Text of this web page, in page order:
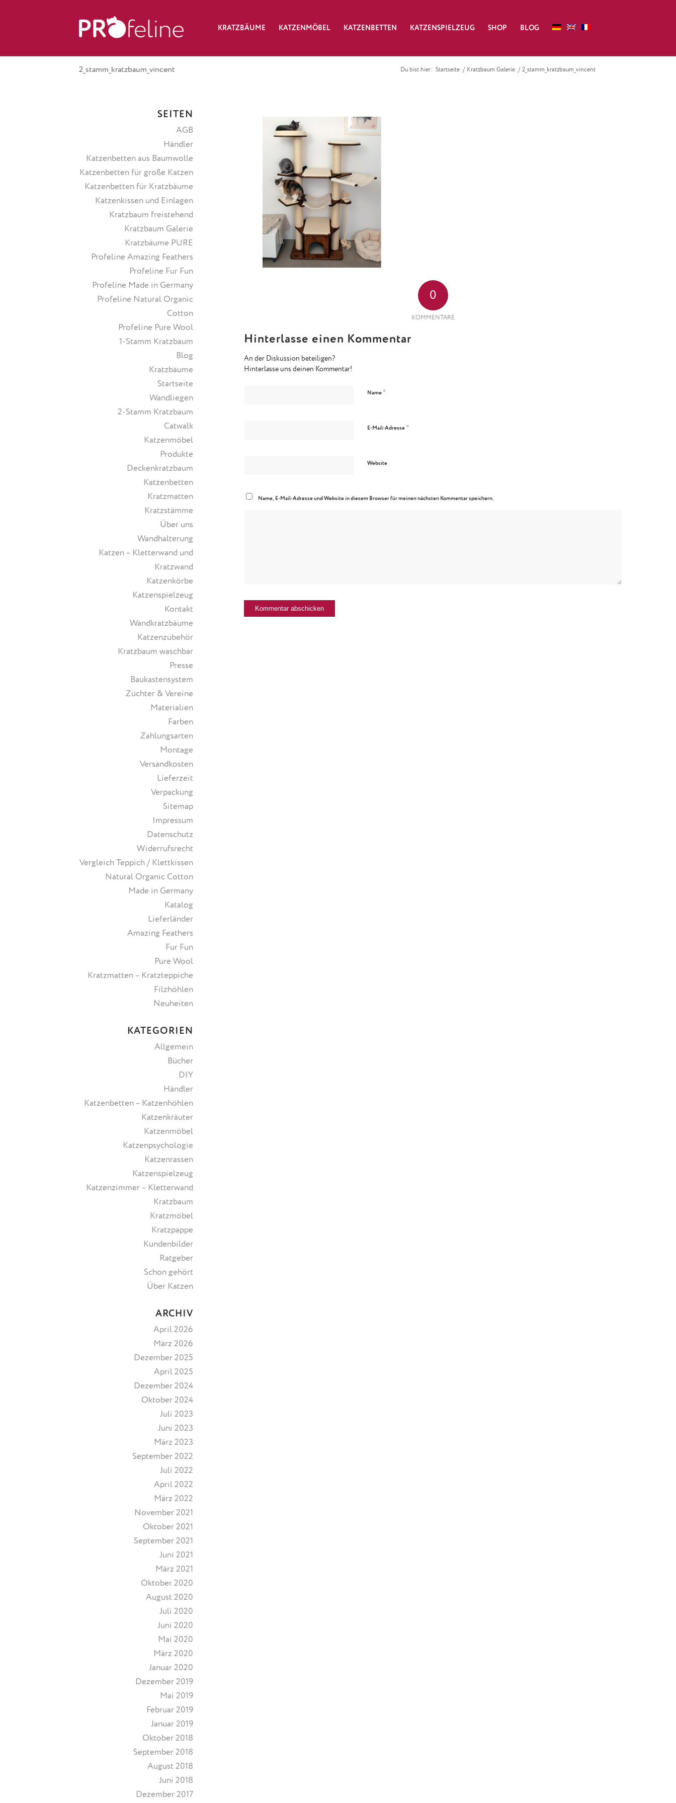
KRATZBÄUME KATZENMÖBEL KATZENBETTEN KATZENSPIELZEUG SHOP BLOG
2_stamm_kratzbaum_vincent Du bist hier: Startseite / Kratzbaum Galerie / 2_stamm_kratzbaum_vincent
0
KOMMENTARE
Hinterlasse einen Kommentar
An der Diskussion beteiligen?
Hinterlasse uns deinen Kommentar!
Name *
E-Mail-Adresse *
Website
Name, E-Mail-Adresse und Website in diesem Browser für meinen nächsten Kommentar speichern.
SEITEN
AGB
Händler
Katzenbetten aus Baumwolle
Katzenbetten für große Katzen
Katzenbetten für Kratzbäume
Katzenkissen und Einlagen
Kratzbaum freistehend
Kratzbaum Galerie
Kratzbäume PURE
Profeline Amazing Feathers
Profeline Fur Fun
Profeline Made in Germany
Profeline Natural Organic
Cotton
Profeline Pure Wool
1-Stamm Kratzbaum
Blog
Kratzbäume
Startseite
Wandliegen
2-Stamm Kratzbaum
Catwalk
Katzenmöbel
Produkte
Deckenkratzbaum
Katzenbetten
Kratzmatten
Kratzstämme
Über uns
Wandhalterung
Katzen – Kletterwand und
Kratzwand
Katzenkörbe
Katzenspielzeug
Kontakt
Wandkratzbäume
Katzenzubehör
Kratzbaum waschbar
Presse
Baukastensystem
Züchter & Vereine
Materialien
Farben
Zahlungsarten
Montage
Versandkosten
Lieferzeit
Verpackung
Sitemap
Impressum
Datenschutz
Widerrufsrecht
Vergleich Teppich / Klettkissen
Natural Organic Cotton
Made in Germany
Katalog
Lieferländer
Amazing Feathers
Fur Fun
Pure Wool
Kratzmatten – Kratzteppiche
Filzhöhlen
Neuheiten
KATEGORIEN
Allgemein
Bücher
DIY
Händler
Katzenbetten – Katzenhöhlen
Katzenkräuter
Katzenmöbel
Katzenpsychologie
Katzenrassen
Katzenspielzeug
Katzenzimmer – Kletterwand
Kratzbaum
Kratzmöbel
Kratzpappe
Kundenbilder
Ratgeber
Schon gehört
Über Katzen
ARCHIV
April 2026
März 2026
Dezember 2025
April 2025
Dezember 2024
Oktober 2024
Juli 2023
Juni 2023
März 2023
September 2022
Juli 2022
April 2022
März 2022
November 2021
Oktober 2021
September 2021
Juni 2021
März 2021
Oktober 2020
August 2020
Juli 2020
Juni 2020
Mai 2020
März 2020
Januar 2020
Dezember 2019
Mai 2019
Februar 2019
Januar 2019
Oktober 2018
September 2018
August 2018
Juni 2018
Dezember 2017